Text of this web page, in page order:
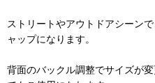
ストリートやアウトドアシーン
ャップになります。
背面のバックル調整でサイズが